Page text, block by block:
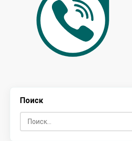
Поиск